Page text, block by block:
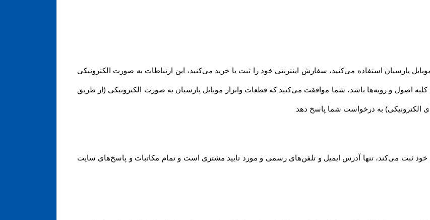
پارسیان استفاده می‏‌کنید، سفارش اینترنتی خود را ثبت یا خرید می‏‌کنید، این ارتباطات به صورت الکترونیکی
اصول و رویه‏‌ها باشد، شما موافقت می‌‏کنید که قطعات وابزار موبایل پارسیان به صورت الکترونیکی (از طریق
الکترونیکی) به درخواست شما پاسخ دهد
ثبت می‌کند، تنها آدرس ایمیل و تلفن‌های رسمی و مورد تایید مشتری است و تمام مکاتبات و پاسخ‌های سایت